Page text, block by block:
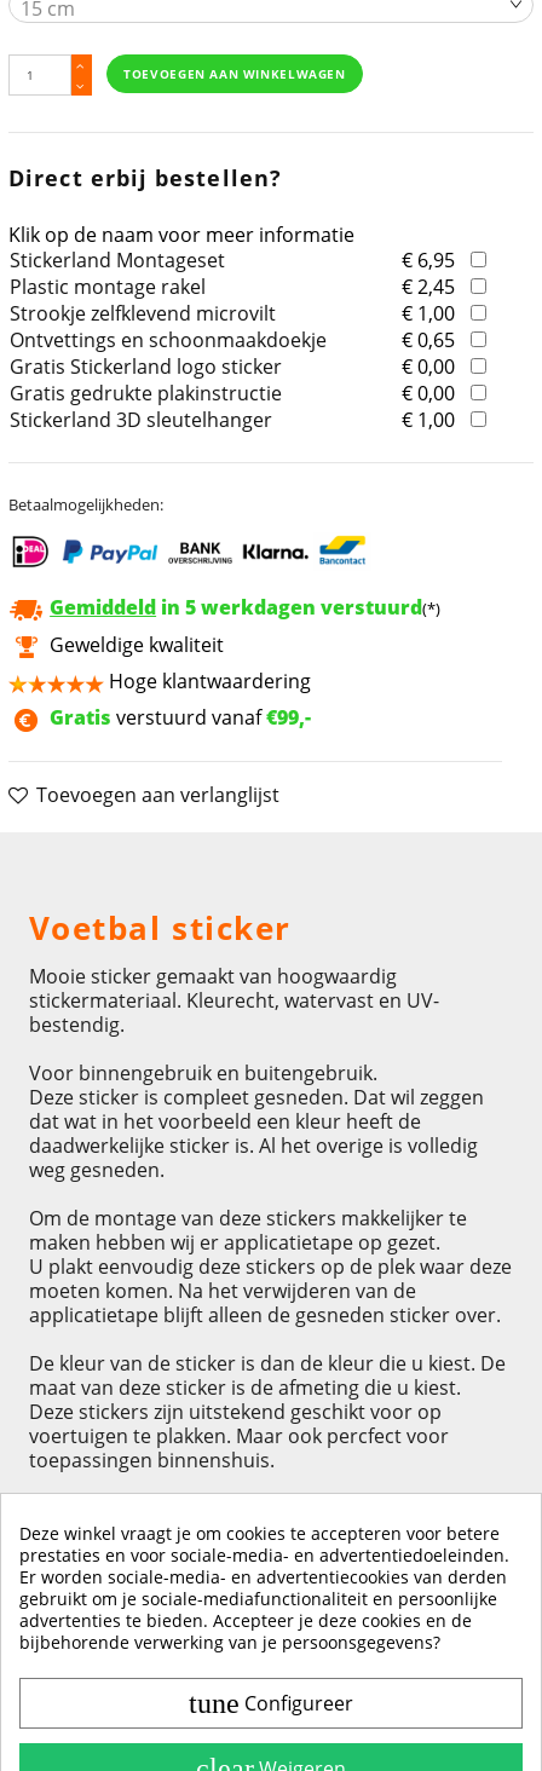
TOEVOEGEN AAN WINKELWAGEN
Direct erbij bestellen?
Klik op de naam voor meer informatie
Stickerland Montageset
€ 6,95
Plastic montage rakel
€ 2,45
Strookje zelfklevend microvilt
€ 1,00
Ontvettings en schoonmaakdoekje
€ 0,65
Gratis Stickerland logo sticker
€ 0,00
Gratis gedrukte plakinstructie
€ 0,00
Stickerland 3D sleutelhanger
€ 1,00
Betaalmogelijkheden:
Gemiddeld in 5 werkdagen verstuurd(*)
Geweldige kwaliteit
Hoge klantwaardering
Gratis verstuurd vanaf€99,-
Toevoegen aan verlanglijst
Voetbal sticker
Mooie sticker gemaakt van hoogwaardig
stickermateriaal. Kleurecht, watervast en UV-
bestendig.
Voor binnengebruik en buitengebruik.
Deze sticker is compleet gesneden. Dat wil zeggen
dat wat in het voorbeeld een kleur heeft de
daadwerkelijke sticker is. Al het overige is volledig
weg gesneden.
Om de montage van deze stickers makkelijker te
maken hebben wij er applicatietape op gezet.
U plakt eenvoudig deze stickers op de plek waar deze
moeten komen. Na het verwijderen van de
applicatietape blijft alleen de gesneden sticker over.
De kleur van de sticker is dan de kleur die u kiest. De
maat van deze sticker is de afmeting die u kiest.
Deze stickers zijn uitstekend geschikt voor op
voertuigen te plakken. Maar ook percfect voor
toepassingen binnenshuis.
KLIK HIER OM EEN ​​RECENSIE ACHTER TE LATEN
Deze winkel vraagt je om cookies te accepteren voor betere
prestaties en voor sociale-media- en advertentiedoeleinden.
Er worden sociale-media- en advertentiecookies van derden
gebruikt om je sociale-mediafunctionaliteit en persoonlijke
advertenties te bieden. Accepteer je deze cookies en de
bijbehorende verwerking van je persoonsgegevens?
tune Configureer